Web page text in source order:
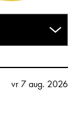
vr 7 aug. 2026